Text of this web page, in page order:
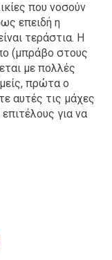
που νοσούν
επειδή η
τεράστια. Η
(μπράβο στους
με πολλές
πρώτα ο
αυτές τις μάχες
για να